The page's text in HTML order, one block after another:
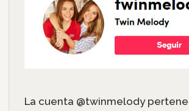
La cuenta @twinmelody